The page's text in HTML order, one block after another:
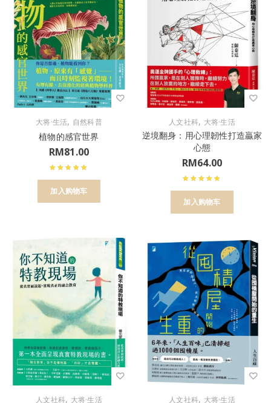
大将·生活, 自然科普
植物的感官世界
RM81.00
加入购物车
人文社科, 大将·生活
逆境翻身：用心理韌性打造贏家
心態
RM64.00
加入购物车
人文社科, 大将·生活 人文社科, 大将·生活